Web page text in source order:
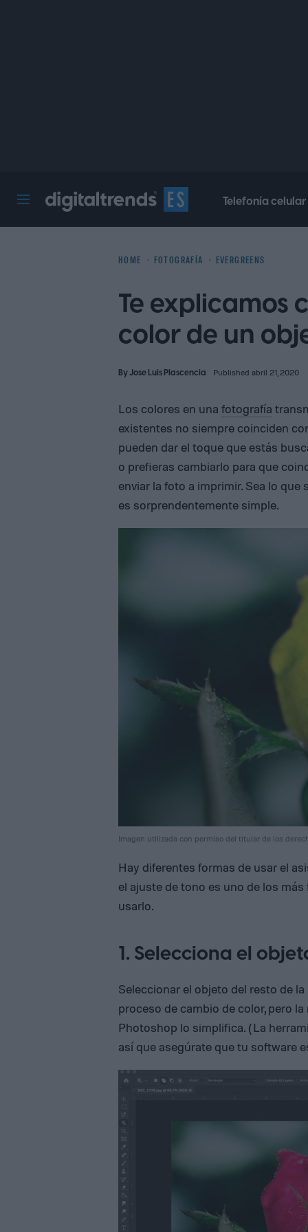
Telefonía celular
HOME FOTOGRAFÍA EVERGREENS
Te explicamos
color de un
ByJose Luis Plascencia Published abril 21, 2020
Los colores en una fotografía
existentes no siempre coinciden
pueden dar el toque que estás
o prefieras cambiarlo para que
enviar la foto a imprimir. Sea lo
es sorprendentemente simple.
Imagen utilizada con permiso del titular de los
Hay diferentes formas de usar el
el ajuste de tono es uno de los
usarlo.
1. Selecciona el
Seleccionar el objeto del resto de
proceso de cambio de color, pero
Photoshop lo simplifica. (La
así que asegúrate que tu software